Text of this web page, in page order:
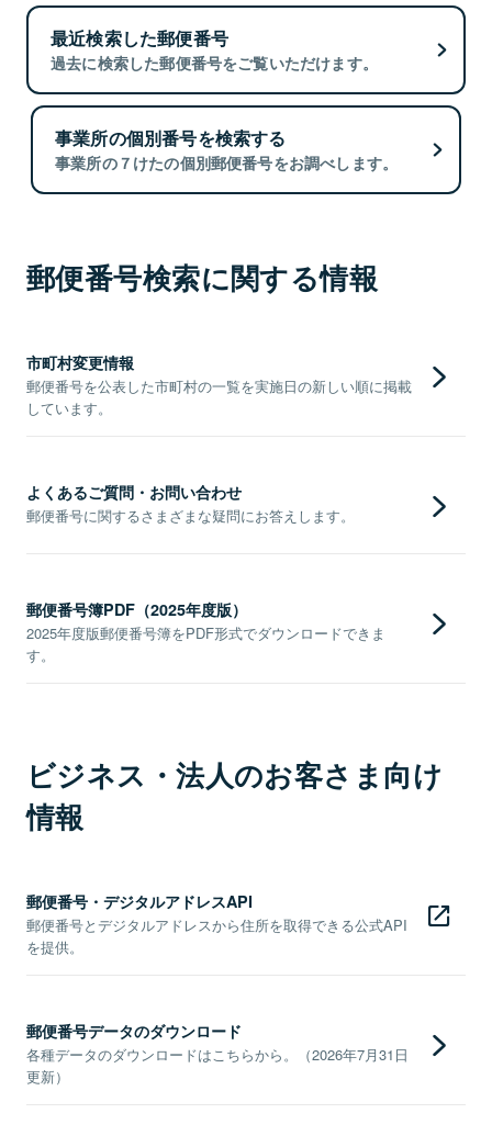
最近検索した郵便番号
過去に検索した郵便番号をご覧いただけます。
事業所の個別番号を検索する
事業所の７けたの個別郵便番号をお調べします。
郵便番号検索に関する情報
市町村変更情報
郵便番号を公表した市町村の一覧を実施日の新しい順に掲載
しています。
よくあるご質問・お問い合わせ
郵便番号に関するさまざまな疑問にお答えします。
郵便番号簿PDF（2025年度版）
2025年度版郵便番号簿をPDF形式でダウンロードできま
す。
ビジネス・法人のお客さま向け
情報
郵便番号・デジタルアドレスAPI
郵便番号とデジタルアドレスから住所を取得できる公式API
を提供。
郵便番号データのダウンロード
各種データのダウンロードはこちらから。（2026年7月31日
更新）